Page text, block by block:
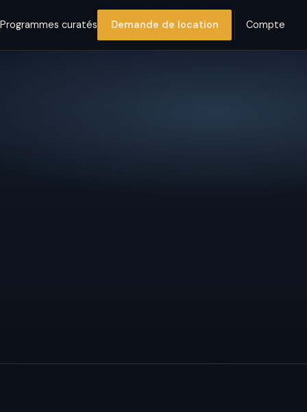
Programmes curatés Demande de location Compte